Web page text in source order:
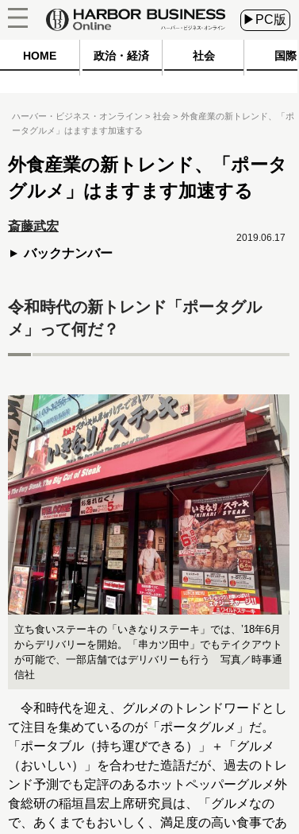
▶PC版
HOME 政治・経済 社会 国際
ハーバー・ビジネス・オンライン 社会
外食産業の新トレンド、「ポ
ータグルメ」はますます加速する
外食産業の新トレンド、「ポータ
グルメ」はますます加速する
斎藤武宏
バックナンバー
2019.06.17
令和時代の新トレンド「ポータグル
メ」って何だ？
立ち食いステーキの「いきなりステーキ」では、’18年6月
からデリバリーを開始。「串カツ田中」でもテイクアウト
が可能で、一部店舗ではデリバリーも行う 写真／時事通
信社
令和時代を迎え、グルメのトレンドワードとし
て注目を集めているのが「ポータグルメ」だ。
「ポータブル（持ち運びできる）」＋「グルメ
（おいしい）」を合わせた造語だが、過去のトレ
ンド予測でも定評のあるホットペッパーグルメ外
食総研の稲垣昌宏上席研究員は、「グルメなの
で、あくまでもおいしく、満足度の高い食事であ